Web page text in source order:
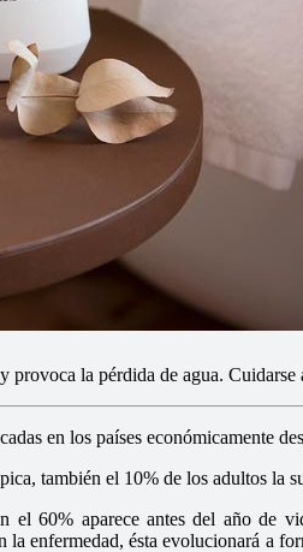
la pérdida de agua.
en los países económicamente
también el 10% de los adultos la
el 60% aparece antes del año de
enfermedad, ésta evolucionará a